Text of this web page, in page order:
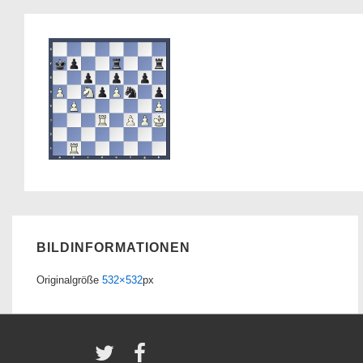
BILDINFORMATIONEN
Originalgröße 532×532px